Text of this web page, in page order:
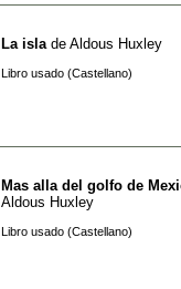
La isla de Aldous Huxley
Libro usado (Castellano)
Mas alla del golfo de
Aldous Huxley
Libro usado (Castellano)